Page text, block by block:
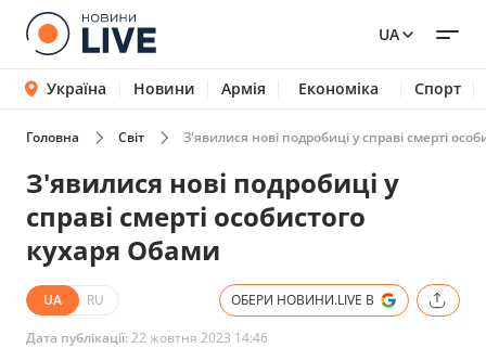
UA
Україна Новини Армія Економіка Спорт
Головна Світ З'явилися нові подробиці у справі смерті
З'явилися нові подробиці у
справі смерті особистого
кухаря Обами
UA RU ОБЕРИ НОВИНИ.LIVE В
Дата публікації:22 жовтня 2023 14:46